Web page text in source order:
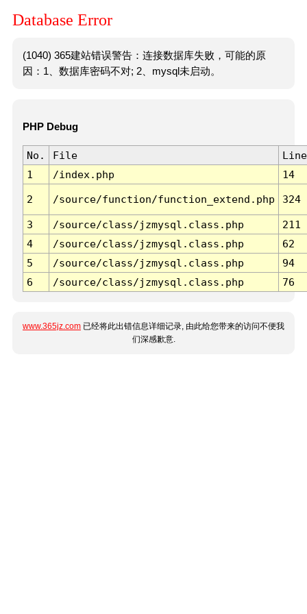
Database Error
(1040) 365建站错误警告：连接数据库失败，可能的原
因：1、数据库密码不对; 2、mysql未启动。
PHP Debug
No. File
Line
1
/index.php 14
2 /source/function/function_extend.php 324
3 /source/class/jzmysql.class.php
211
4
/source/class/jzmysql.class.php
62
5
/source/class/jzmysql.class.php
94
6
/source/class/jzmysql.class.php 76
www.365jz.com 已经将此出错信息详细记录, 由此给您带来的访问不便我
们深感歉意.